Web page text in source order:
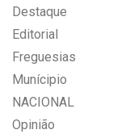
Destaque
Editorial
Freguesias
Munícipio
NACIONAL
Opinião